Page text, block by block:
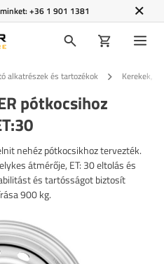
+36 1 901 1381
alkatrészek és tartozékok Kerekek,
pótkocsihoz
nehéz pótkocsikhoz tervezték.
átmérője, ET: 30 eltolás és
és tartósságot biztosít
900 kg.